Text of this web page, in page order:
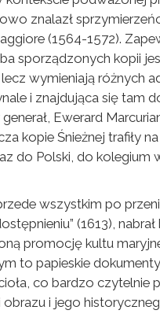
znalazł
(1564-1572).
sporządzonych kopii
wymieniają różnych
i znajdująca się tam
Ewerard
kopie Śnieżnej trafiły
do Polski, do kolegium
wszystkim po
(1613), nabrał
promocję kultu
to papieskie
co bardzo czytelnie
i jego